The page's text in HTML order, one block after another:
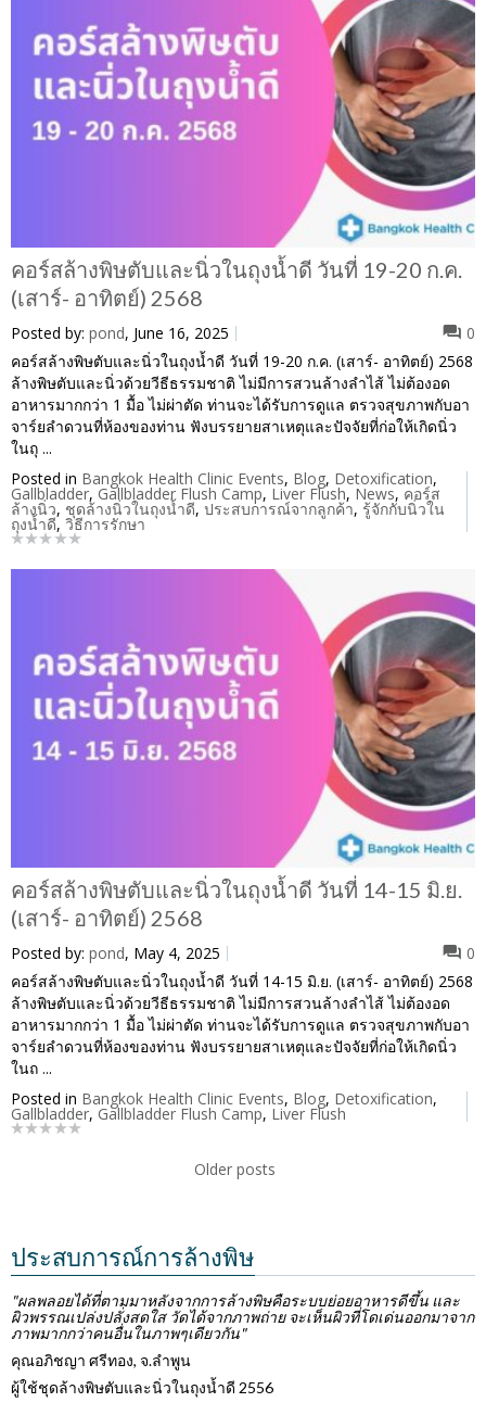
คอร์สล้างพิษตับและนิ่วในถุงน้ำดี วันที่ 19-20 ก.ค.
(เสาร์- อาทิตย์) 2568
Posted by: pond, June 16, 2025
0
คอร์สล้างพิษตับและนิ่วในถุงน้ำดี วันที่ 19-20 ก.ค. (เสาร์- อาทิตย์) 2568
ล้างพิษตับและนิ่วด้วยวีธีธรรมชาติ ไม่มีการสวนล้างลำไส้ ไม่ต้องอด
อาหารมากกว่า 1 มื้อ ไม่ผ่าตัด ท่านจะได้รับการดูแล ตรวจสุขภาพกับอา
จาร์ยลำดวนที่ห้องของท่าน ฟังบรรยายสาเหตุและปัจจัยที่ก่อให้เกิดนิ่ว
ในถุ ...
Posted in Bangkok Health Clinic Events, Blog, Detoxification,
Gallbladder, Gallbladder Flush Camp, Liver Flush, News, คอร์ส
ล้างนิ่ว, ชุดล้างนิ่วในถุงน้ำดี, ประสบการณ์จากลูกค้า, รู้จักกับนิ่วใน
ถุงน้ำดี, วิธีการรักษา
คอร์สล้างพิษตับและนิ่วในถุงน้ำดี วันที่ 14-15 มิ.ย.
(เสาร์- อาทิตย์) 2568
Posted by: pond, May 4, 2025
0
คอร์สล้างพิษตับและนิ่วในถุงน้ำดี วันที่ 14-15 มิ.ย. (เสาร์- อาทิตย์) 2568
ล้างพิษตับและนิ่วด้วยวีธีธรรมชาติ ไม่มีการสวนล้างลำไส้ ไม่ต้องอด
อาหารมากกว่า 1 มื้อ ไม่ผ่าตัด ท่านจะได้รับการดูแล ตรวจสุขภาพกับอา
จาร์ยลำดวนที่ห้องของท่าน ฟังบรรยายสาเหตุและปัจจัยที่ก่อให้เกิดนิ่ว
ในถ ...
Posted in Bangkok Health Clinic Events, Blog, Detoxification,
Gallbladder, Gallbladder Flush Camp, Liver Flush
Older posts
ประสบการณ์การล้างพิษ
"ผลพลอยได้ที่ตามมาหลังจากการล้างพิษคือระบบย่อยอาหารดีขึ้น และ
ผิวพรรณเปล่งปลั่งสดใส วัดได้จากภาพถ่าย จะเห็นผิวที่โดเด่นออกมาจาก
ภาพมากกว่าคนอื่นในภาพๆเดียวกัน"
คุณอภิชญา ศรีทอง, จ.ลำพูน
ผู้ใช้ชุดล้างพิษตับและนิ่วในถุงน้ำดี 2556